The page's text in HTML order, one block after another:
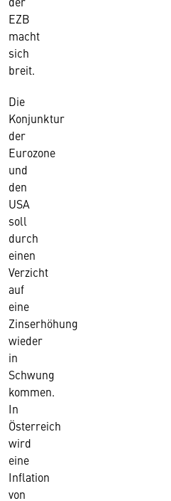
EZB
macht
sich
breit.
Die
Konjunktur
der
Eurozone
und
den
USA
soll
durch
einen
Verzicht
auf
eine
Zinserhöhung
wieder
in
Schwung
kommen.
In
Österreich
wird
eine
Inflation
von